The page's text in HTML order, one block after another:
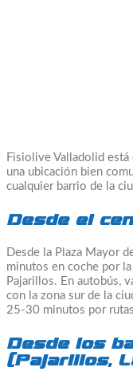
Fisiolive Valladolid está
una ubicación bien
cualquier barrio de la
Desde el
Desde la Plaza Mayor
minutos en coche por la
Pajarillos. En autobús,
con la zona sur de la
25-30 minutos por
Desde los
(Pajarillos,